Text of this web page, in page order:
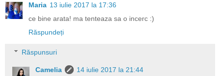
Maria 13 iulie 2017 la 17:36
ce bine arata! ma tenteaza sa o incerc :)
Răspundeți
Răspunsuri
Camelia
14 iulie 2017 la 21:44